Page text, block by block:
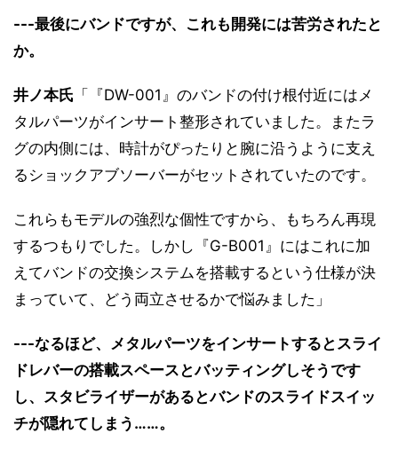
---最後にバンドですが、これも開発には苦労されたと
か。
井ノ本氏 「『DW-001』のバンドの付け根付近にはメ
タルパーツがインサート整形されていました。またラ
グの内側には、時計がぴったりと腕に沿うように支え
るショックアブソーバーがセットされていたのです。
これらもモデルの強烈な個性ですから、もちろん再現
するつもりでした。しかし『G-B001』にはこれに加
えてバンドの交換システムを搭載するという仕様が決
まっていて、どう両立させるかで悩みました」
---なるほど、メタルパーツをインサートするとスライ
ドレバーの搭載スペースとバッティングしそうです
し、スタビライザーがあるとバンドのスライドスイッ
チが隠れてしまう……。